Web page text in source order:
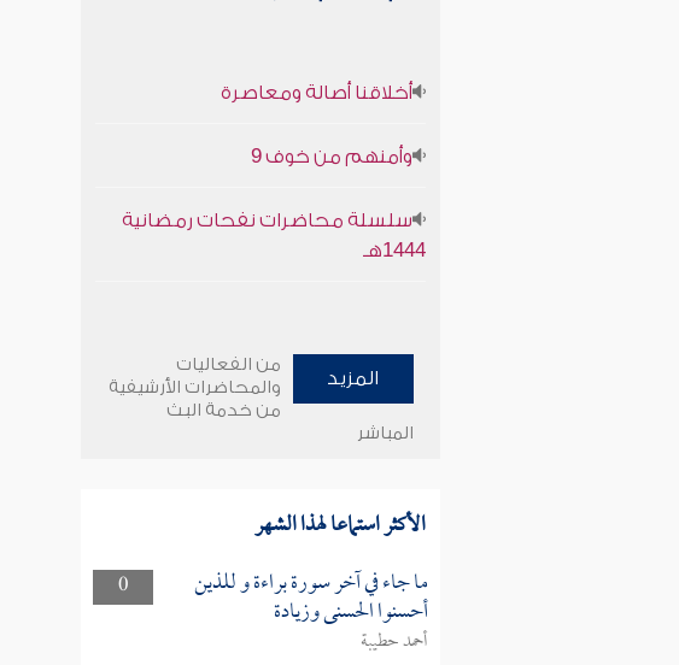
أخلاقنا أصالة ومعاصرة
وأمنهم من خوف 9
سلسلة محاضرات نفحات رمضانية
1444هـ
المزيد
من الفعاليات
والمحاضرات الأرشيفية
من خدمة البث
المباشر
الأكثر استماعا لهذا الشهر
0 ما جاء في آخر سورة براءة و للذين
أحسنوا الحسنى وزيادة
أحمد حطيبة